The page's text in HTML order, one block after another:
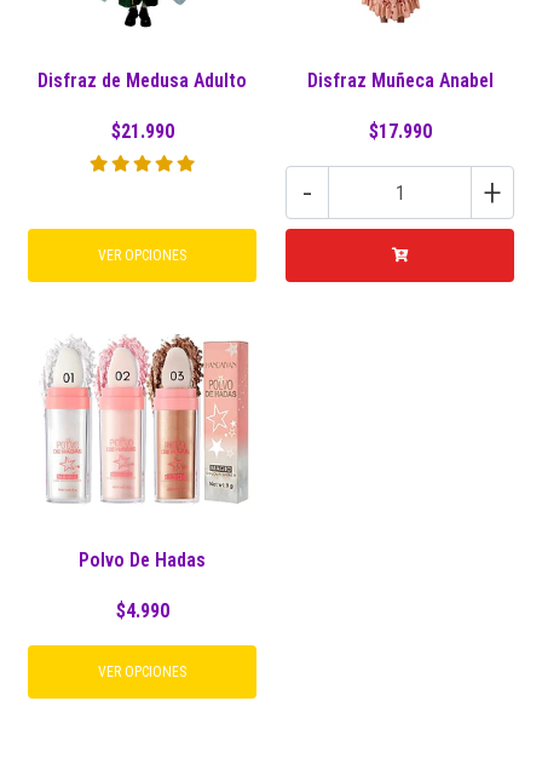
Disfraz de Medusa Adulto
$21.990
VER OPCIONES
Disfraz Muñeca Anabel
$17.990
- +
Polvo De Hadas
$4.990
VER OPCIONES